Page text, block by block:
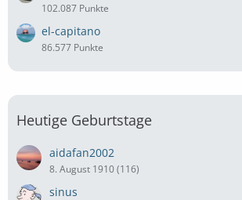
102.087 Punkte
el-capitano
86.577 Punkte
Heutige Geburtstage
aidafan2002
8. August 1910 (116)
sinus